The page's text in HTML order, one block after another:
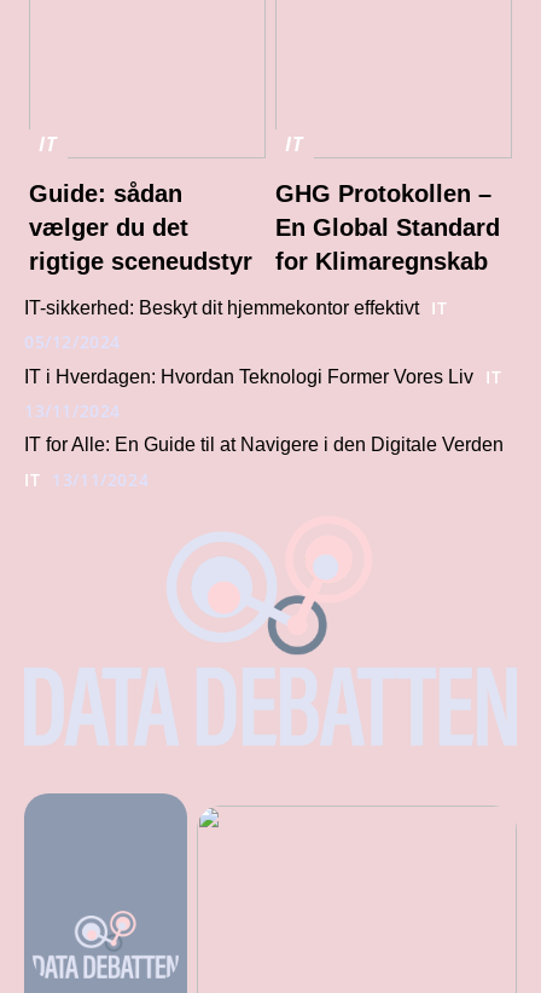
IT
Guide: sådan
vælger du det
rigtige sceneudstyr
IT
GHG Protokollen –
En Global Standard
for Klimaregnskab
IT-sikkerhed: Beskyt dit hjemmekontor effektivt
IT
05/12/2024
IT i Hverdagen: Hvordan Teknologi Former Vores Liv
IT
13/11/2024
IT for Alle: En Guide til at Navigere i den Digitale Verden
IT 13/11/2024